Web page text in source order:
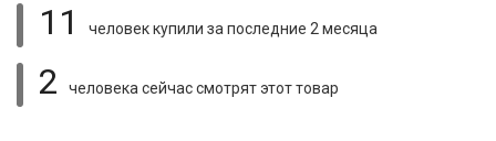
11 человек купили за последние 2 месяца
2 человека сейчас смотрятэтот товар